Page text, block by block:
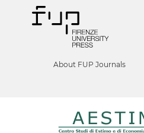
About FUP Journals